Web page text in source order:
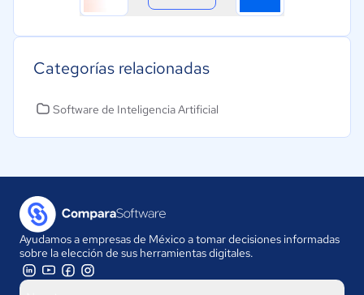
Categorías relacionadas
Software de Inteligencia Artificial
Ayudamos a empresas de México a tomar decisiones informadas
sobre la elección de sus herramientas digitales.